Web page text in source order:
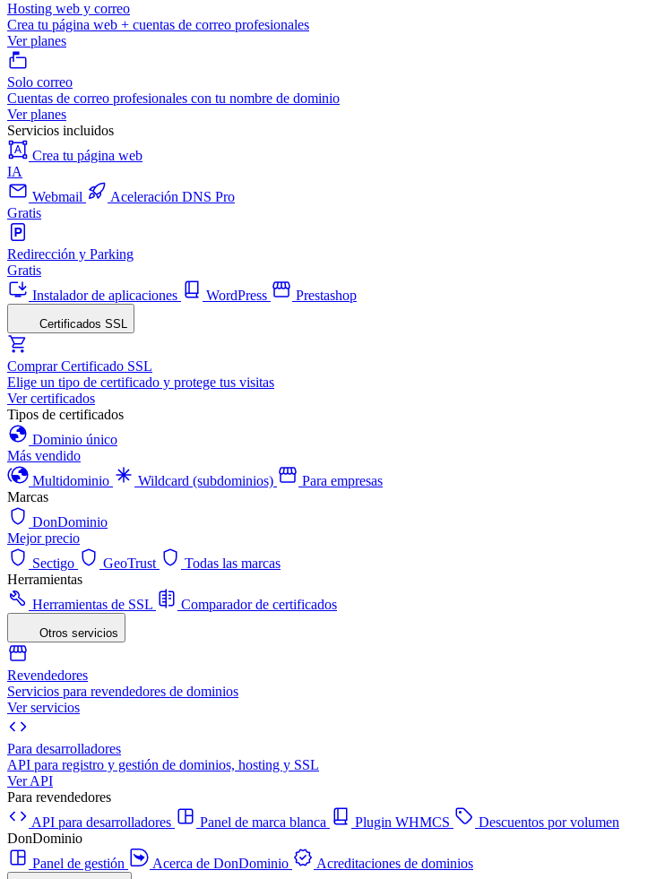
Hosting web y correo
Crea tu página web + cuentas de correo profesionales
Ver planes
Solo correo
Cuentas de correo profesionales con tu nombre de dominio
Ver planes
Servicios incluidos
Crea tu página web
IA
Webmail
Aceleración DNS Pro
Gratis
Redirección y Parking
Gratis
Instalador de aplicaciones
WordPress Prestashop
Certificados SSL
Comprar Certificado SSL
Elige un tipo de certificado y protege tus visitas
Ver certificados
Tipos de certificados
Dominio único
Más vendido
Multidominio
Wildcard (subdominios)
Para empresas
Marcas
DonDominio
Mejor precio
Sectigo
GeoTrust
Todas las marcas
Herramientas
Herramientas de SSL
Comparador de certificados
Otros servicios
Revendedores
Servicios para revendedores de dominios
Ver servicios
Para desarrolladores
API para registro y gestión de dominios, hosting y SSL
Ver API
Para revendedores
API para desarrolladores
Panel de marca blanca Plugin WHMCS
Descuentos por volumen
DonDominio
Panel de gestión
Acerca de DonDominio Acreditaciones de dominios